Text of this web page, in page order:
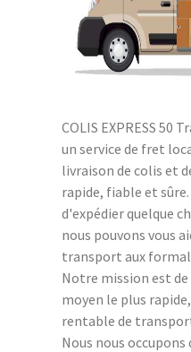
COLIS EXPRESS 50
un service de fret
livraison de colis et
rapide, fiable et
d'expédier quelque
nous pouvons vous
transport aux
Notre mission est
moyen le plus
rentable de
Nous nous